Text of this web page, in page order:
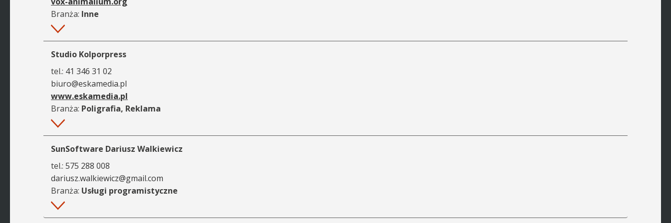
Branża: Inne
Więcej
Studio Kolporpress
tel.: 41 346 31 02
biuro@eskamedia.pl
www.eskamedia.pl
Branża: Poligrafia, Reklama
Więcej
SunSoftware Dariusz Walkiewicz
tel.: 575 288 008
dariusz.walkiewicz@gmail.com
Branża: Usługi programistyczne
Więcej